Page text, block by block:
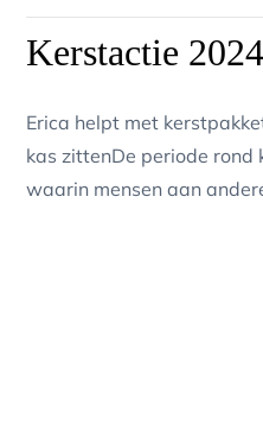
on
Kerstactie 2024
Erica helpt met
kas zittenDe periode
waarin mensen aan